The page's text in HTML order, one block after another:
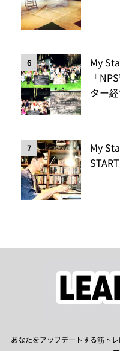
6
My
「
ター
7
My
START
あなたをアップデートする筋ト